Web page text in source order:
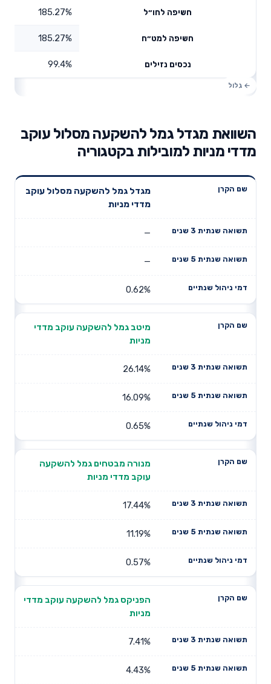
חשיפה לחו״ל 185.27%
חשיפה למט״ח 185.27%
נכסים נזילים 99.4%
השוואת מגדל גמל להשקעה מסלול עוקב
מדדי מניות למובילות בקטגוריה
שנתית 3
תשואה
דמי ניהול
מגדל גמל להשקעה מסלול עוקב
מדדי מניות
—
—
0.62%
מיטב גמל להשקעה עוקב מדדי
מניות
26.14%
16.09%
0.65%
מנורה מבטחים גמל להשקעה
עוקב מדדי מניות
17.44%
11.19%
0.57%
הפניקס גמל להשקעה עוקב מדדי
מניות
7.41%
4.43%